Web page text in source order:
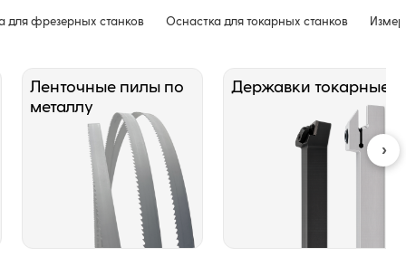
для фрезерных станков Оснастка для токарных станков
Ленточные пилы по
металлу
Державки токарные